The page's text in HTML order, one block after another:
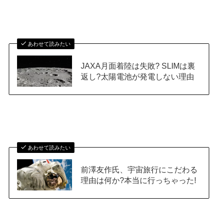
あわせて読みたい
JAXA月面着陸は失敗? SLIMは裏
返し?太陽電池が発電しない理由
あわせて読みたい
前澤友作氏、宇宙旅行にこだわる
理由は何か?本当に行っちゃった!